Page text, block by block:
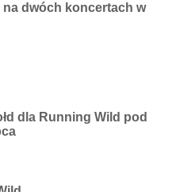
dwóch koncertach w
dla Running Wild pod